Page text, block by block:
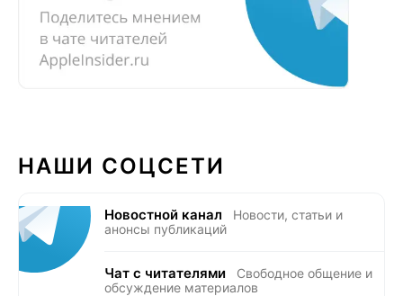
НАШИ СОЦСЕТИ
Новостной канал
Новости, статьи и
анонсы публикаций
Чат с читателями
Свободное общение и
обсуждение материалов